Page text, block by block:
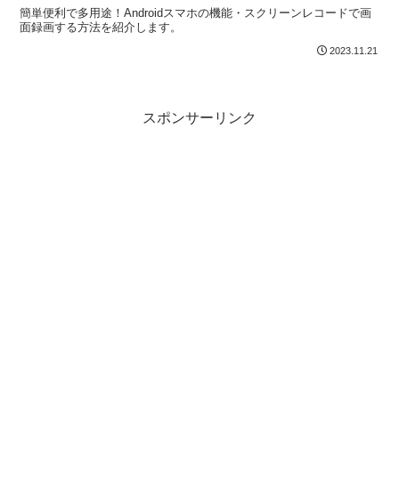
簡単便利で多用途！Androidスマホの機能・スクリーンレコードで画
面録画する方法を紹介します。
2023.11.21
スポンサーリンク